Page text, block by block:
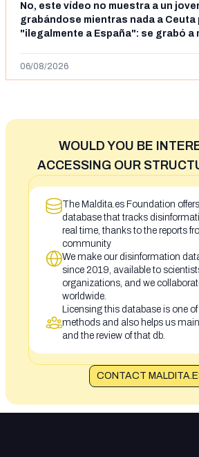
No, este vídeo no muestra a un
grabándose mientras nada a Ceuta
"ilegalmente a España": se grabó a
06/08/2026
WOULD YOU BE
ACCESSING OUR
The Maldita.es Foundation
database that tracks
real time, thanks to the reports
community
We make our disinformation
since 2019, available to
organizations, and we
worldwide.
Licensing this database is one
methods and also helps us
and the review of that db.
CONTACT